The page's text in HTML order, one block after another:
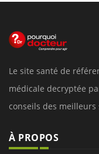
Le site santé de
médicale decryptée
conseils des meilleurs
À PROPOS